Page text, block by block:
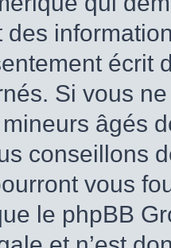
des
écrit
Si vous
âgés
conseillons
vous
le phpBB